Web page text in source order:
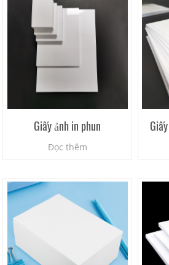
Giấy ảnh in phun
Đọc thêm